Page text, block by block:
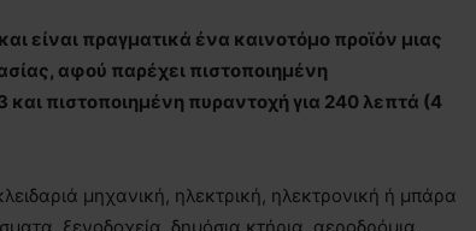
είναι πραγματικά ένα καινοτόμο προϊόν μιας
αφού παρέχει πιστοποιημένη
και πιστοποιημένη πυραντοχή για 240 λεπτά (4
μηχανική, ηλεκτρική, ηλεκτρονική ή μπάρα